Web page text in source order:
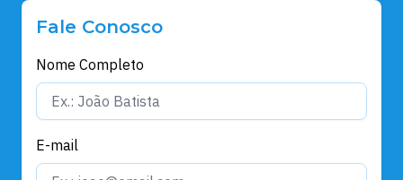
Fale Conosco
Nome Completo
E-mail